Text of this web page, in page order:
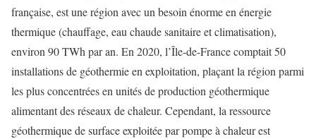
française, est une région avec un besoin énorme en énergie
thermique (chauffage, eau chaude sanitaire et climatisation),
environ 90 TWh par an. En 2020, l’Île-de-France comptait 50
installations de géothermie en exploitation, plaçant la région parmi
les plus concentrées en unités de production géothermique
alimentant des réseaux de chaleur. Cependant, la ressource
géothermique de surface exploitée par pompe à chaleur est